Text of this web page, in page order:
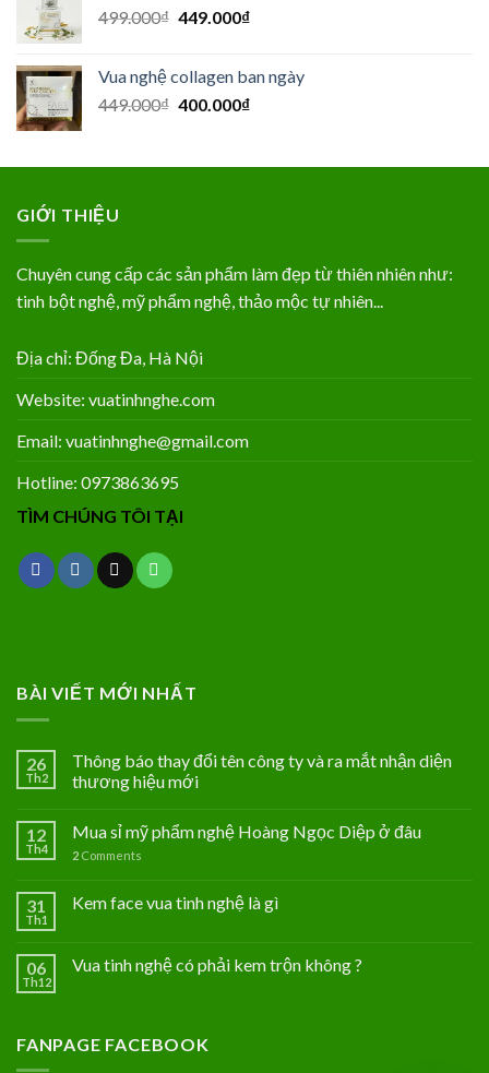
499.000₫ Giá
499.000₫.
449.000₫Giá
là:
449.000₫.
Vua nghệ collagen ban ngày
449.000₫ Giá
449.000₫.
400.000₫Giá
là:
GIỚI THIỆU
Chuyên cung cấp các sản phẩm làm đẹp từ thiên nhiên như:
tinh bột nghệ, mỹ phẩm nghệ, thảo mộc tự nhiên...
Địa chỉ: Đống Đa, Hà Nội
Website: vuatinhnghe.com
Email: vuatinhnghe@gmail.com
Hotline: 0973863695
TÌM CHÚNG TÔI TẠI
BÀI VIẾT MỚI NHẤT
26
Th2
Thông báo thay đổi tên công ty và ra mắt nhận diện
thương hiệu mới
12
Th4
Mua sỉ mỹ phẩm nghệ Hoàng Ngọc Diệp ở đâu
2 Comments
31
Th1
Kem face vua tinh nghệ là gì
06
Th12
Vua tinh nghệ có phải kem trộn không ?
FANPAGE FACEBOOK